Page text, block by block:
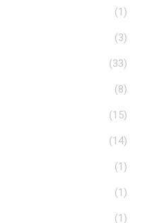
(1)
(3)
(33)
(8)
(15)
(14)
(1)
(1)
(1)